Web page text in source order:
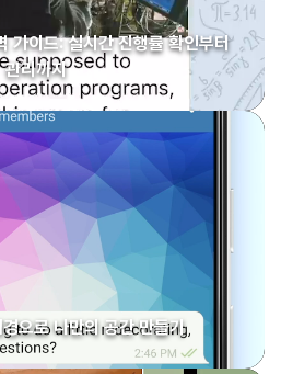
가이드: 실시간 진행률 확인부터
관리까지
으로 나만의 공간 만들기